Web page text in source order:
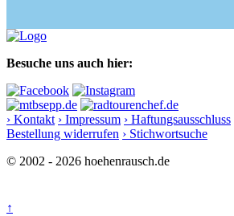
Besuche uns auch hier:
› Kontakt › Impressum › Haftungsausschluss
Bestellung widerrufen › Stichwortsuche
© 2002 - 2026 hoehenrausch.de
↑